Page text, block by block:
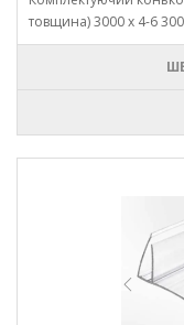
товщина) 3000 х 4-6